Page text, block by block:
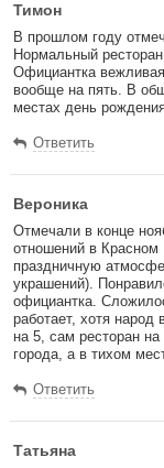
Тимон
В прошлом году
Нормальный
Официантка
вообще на пять. В
местах день
Ответить
Вероника
Отмечали в конце
отношений в Красном
праздничную
украшений).
официантка.
работает, хотя
на 5, сам ресторан
города, а в тихом
Ответить
Татьяна